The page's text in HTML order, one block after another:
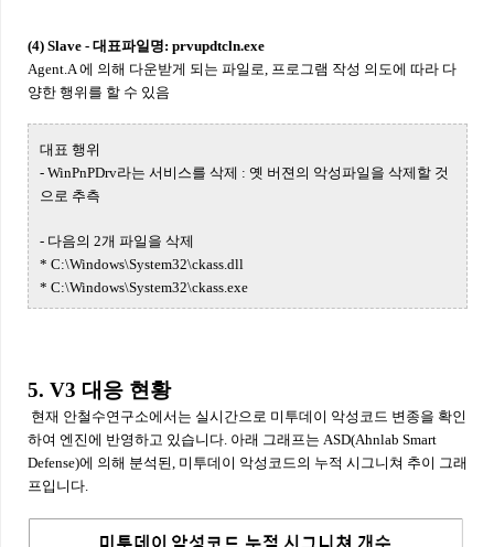
(4) Slave - 대표파일명: prvupdtcln.exe
Agent.A 에 의해 다운받게 되는 파일로, 프로그램 작성 의도에 따라 다
양한 행위를 할 수 있음
대표 행위
- WinPnPDrv라는 서비스를 삭제 : 옛 버젼의 악성파일을 삭제할 것
으로 추측
- 다음의 2개 파일을 삭제
* C:\Windows\System32\ckass.dll
* C:\Windows\System32\ckass.exe
5. V3 대응 현황
현재 안철수연구소에서는 실시간으로 미투데이 악성코드 변종을 확인
하여 엔진에 반영하고 있습니다. 아래 그래프는 ASD(Ahnlab Smart
Defense)에 의해 분석된, 미투데이 악성코드의 누적 시그니쳐 추이 그래
프입니다.